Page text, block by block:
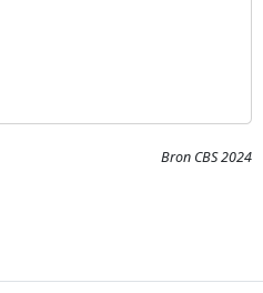
Bron CBS 2024